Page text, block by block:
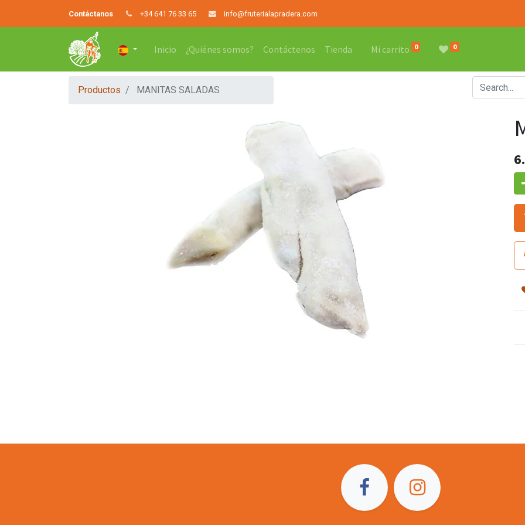
Contáctanos +34 641 76 33 65 info@fruterialapradera.com
Inicio ¿Quiénes somos? Contáctenos Tienda Mi carrito 0 0
Productos MANITAS SALADAS